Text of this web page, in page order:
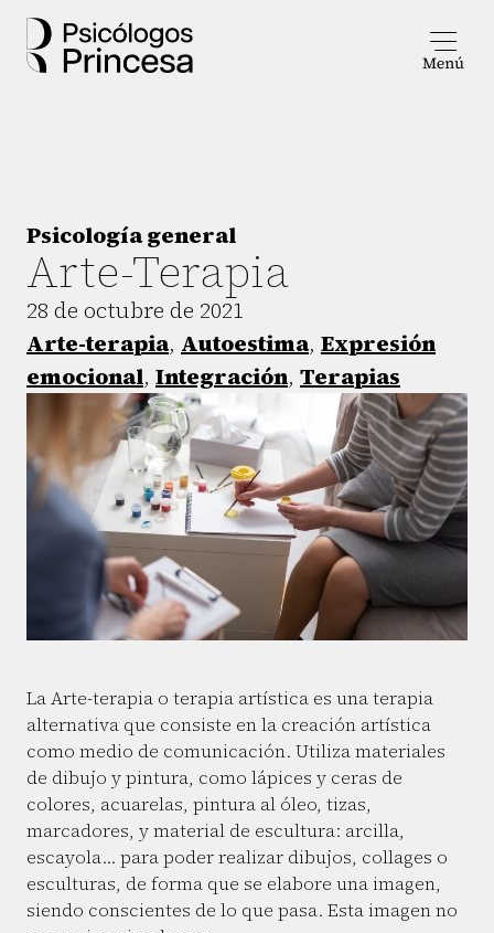
Psicología general
Arte-Terapia
28 de octubre de 2021
Arte-terapia, Autoestima, Expresión
emocional, Integración, Terapias
La Arte-terapia o terapia artística es una terapia
alternativa que consiste en la creación artística
como medio de comunicación. Utiliza materiales
de dibujo y pintura, como lápices y ceras de
colores, acuarelas, pintura al óleo, tizas,
marcadores, y material de escultura: arcilla,
escayola… para poder realizar dibujos, collages o
esculturas, de forma que se elabore una imagen,
siendo conscientes de lo que pasa. Esta imagen no